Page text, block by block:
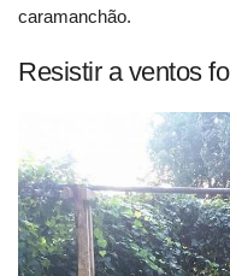
caramanchão.
Resistir a ventos